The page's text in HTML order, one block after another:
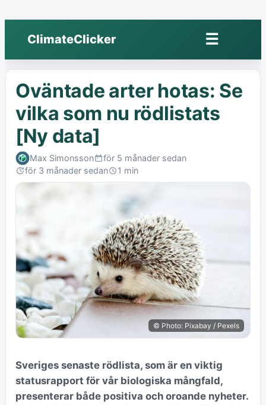
ClimateClicker ☰Öppna
meny
Oväntade arter hotas: Se
vilka som nu rödlistats
[Ny data]
Max SimonssonPublished:
för 5 månader sedan
Last
edited:
för 3 månader sedanRead:
1 min
© Photo: Pixabay / Pexels
Sveriges senaste rödlista, som är en viktig
statusrapport för vår biologiska mångfald,
presenterar både positiva och oroande nyheter.